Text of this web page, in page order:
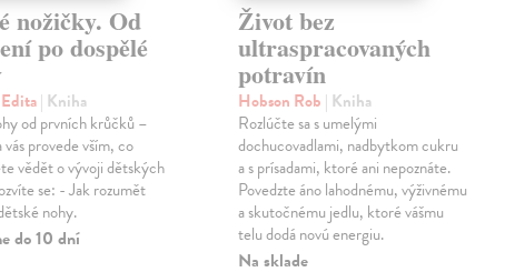
nožičky. Od
po dospělé
| Kniha
od prvních krůčků –
provede vším, co
vědět o vývoji dětských
se: - Jak rozumět
nohy.
do 10 dní
Život bez
ultraspracovaných
potravín
Hobson Rob | Kniha
Rozlúčte sa s umelými
dochucovadlami, nadbytkom cukru
a s prísadami, ktoré ani nepoznáte.
Povedzte áno lahodnému, výživnému
a skutočnému jedlu, ktoré vášmu
telu dodá novú energiu.
Na sklade